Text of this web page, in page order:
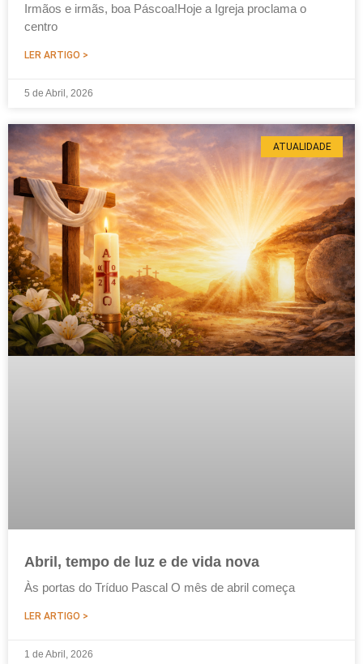
Irmãos e irmãs, boa Páscoa!Hoje a Igreja proclama o
centro
LER ARTIGO >
5 de Abril, 2026
ATUALIDADE
Abril, tempo de luz e de vida nova
Às portas do Tríduo Pascal O mês de abril começa
LER ARTIGO >
1 de Abril, 2026